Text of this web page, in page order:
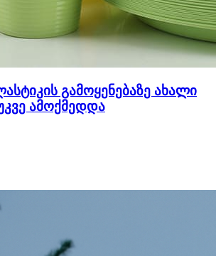
გამოყენებაზე ახალი
ამოქმედდა